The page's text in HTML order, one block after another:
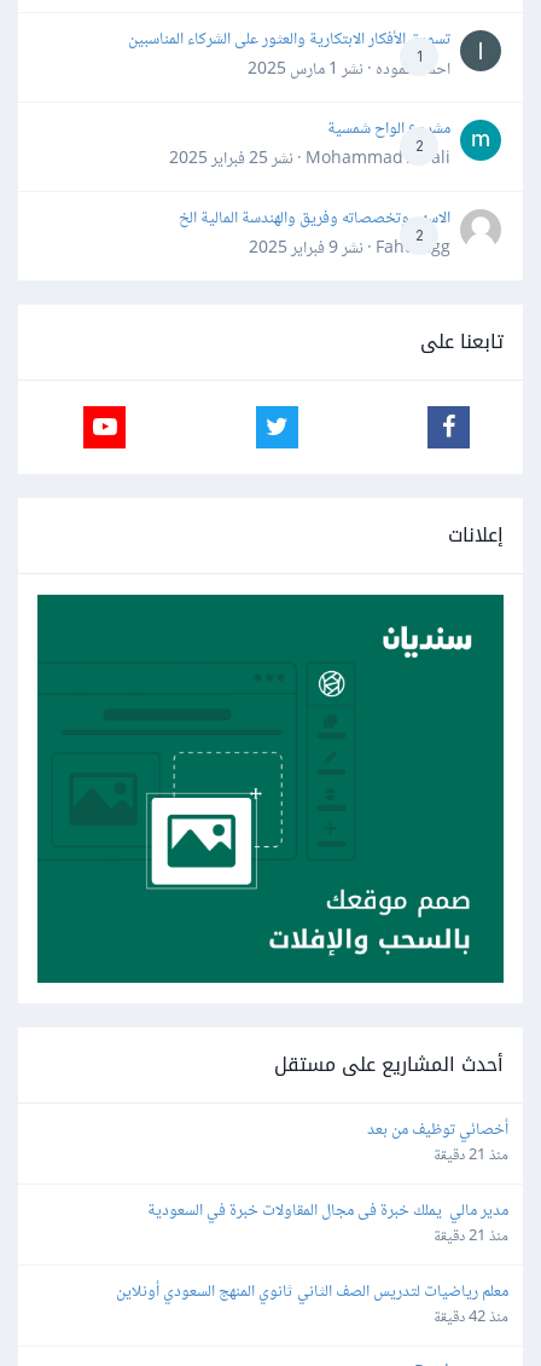
1
تسويق الأفكار الابتكارية والعثور على الشركاء المناسبين
احمد حموده · نشر 1 مارس 2025
2
مشروع الواح شمسية
Mohammad Awali · نشر
25 فبراير 2025
2
الاسهم وتخصصاته وفريق والهندسة المالية الخ
Fahd Ggg · نشر
9 فبراير 2025
تابعنا على
إعلانات
أحدث المشاريع على مستقل
أخصائي توظيف من بعد
منذ 21 دقيقة
مدير مالي  يملك خبرة فى مجال المقاولات خبرة في السعودية
منذ 21 دقيقة
معلم رياضيات لتدريس الصف الثاني ثانوي المنهج السعودي أونلاين
منذ 42 دقيقة